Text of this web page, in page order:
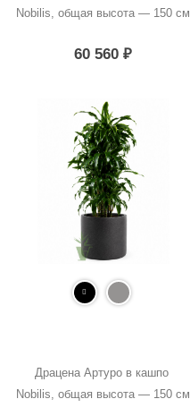
Nobilis, общая высота — 150 см
60 560₽
Драцена Артуро в кашпо
Nobilis, общая высота — 150 см